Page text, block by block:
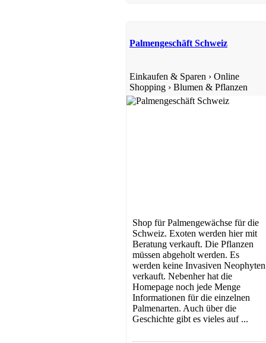
Palmengeschäft Schweiz
Einkaufen & Sparen › Online
Shopping › Blumen & Pflanzen
Shop für Palmengewächse für die
Schweiz. Exoten werden hier mit
Beratung verkauft. Die Pflanzen
müssen abgeholt werden. Es
werden keine Invasiven Neophyten
verkauft. Nebenher hat die
Homepage noch jede Menge
Informationen für die einzelnen
Palmenarten. Auch über die
Geschichte gibt es vieles auf ...